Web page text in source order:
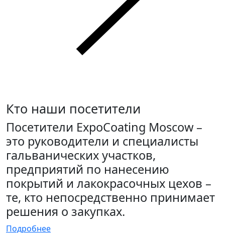
Кто наши посетители
Посетители ExpoCoating Moscow –
это руководители и специалисты
гальванических участков,
предприятий по нанесению
покрытий и лакокрасочных цехов –
те, кто непосредственно принимает
решения о закупках.
Подробнее